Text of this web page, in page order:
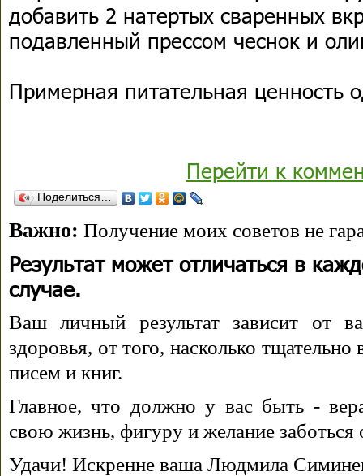
добавить 2 натертых сваренных
подавленный прессом чеснок и
Примерная питательная ценность
Перейти к
Поделиться…
Важно: Получение моих советов не
Результат может отличаться в
случае.
Ваш личный результат зависит от
здоровья, от того, насколько
писем и книг.
Главное, что должно у вас быть -
свою жизнь, фигуру и желание заботься
Удачи! Искренне ваша Людмила